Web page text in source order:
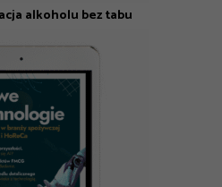
alkoholu bez tabu